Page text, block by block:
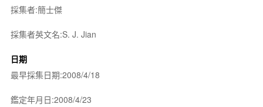
採集者:簡士傑
採集者英文名:S. J. Jian
日期
最早採集日期:2008/4/18
鑑定年月日:2008/4/23